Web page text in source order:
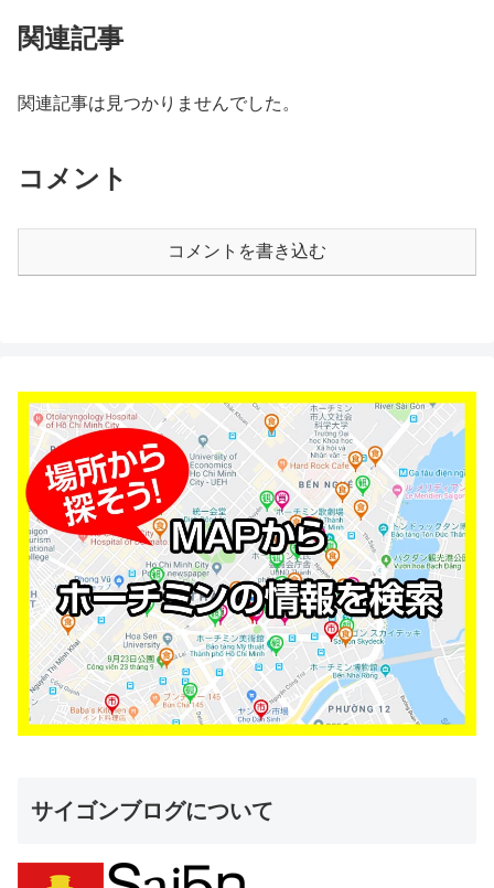
関連記事
関連記事は見つかりませんでした。
コメント
コメントを書き込む
サイゴンブログについて